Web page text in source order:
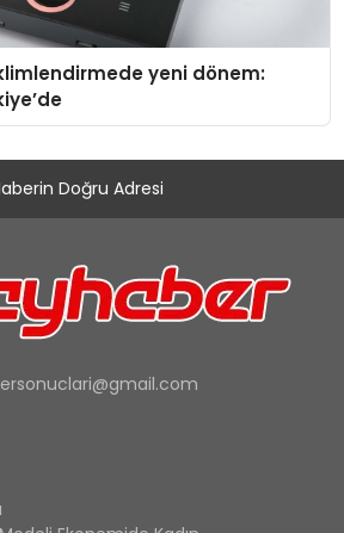
yeni dönem:
Doğru Adresi